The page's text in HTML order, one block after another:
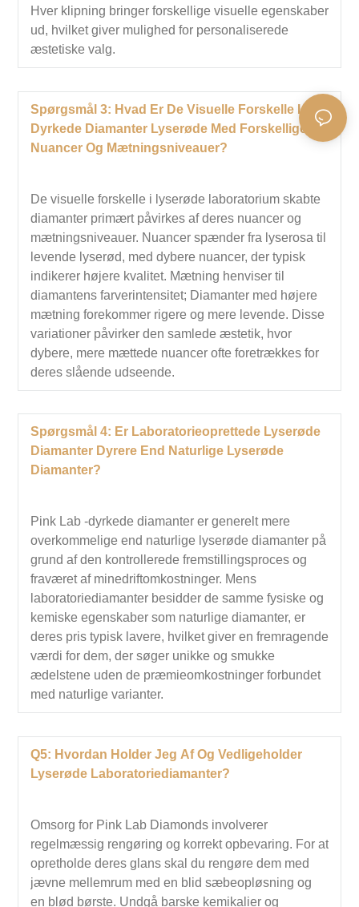
Hver klipning bringer forskellige visuelle egenskaber
ud, hvilket giver mulighed for personaliserede
æstetiske valg.
Spørgsmål 3: Hvad Er De Visuelle Forskelle I Lab
Dyrkede Diamanter Lyserøde Med Forskellige
Nuancer Og Mætningsniveauer?
De visuelle forskelle i lyserøde laboratorium skabte
diamanter primært påvirkes af deres nuancer og
mætningsniveauer. Nuancer spænder fra lyserosa til
levende lyserød, med dybere nuancer, der typisk
indikerer højere kvalitet. Mætning henviser til
diamantens farverintensitet; Diamanter med højere
mætning forekommer rigere og mere levende. Disse
variationer påvirker den samlede æstetik, hvor
dybere, mere mættede nuancer ofte foretrækkes for
deres slående udseende.
Spørgsmål 4: Er Laboratorieoprettede Lyserøde
Diamanter Dyrere End Naturlige Lyserøde
Diamanter?
Pink Lab -dyrkede diamanter er generelt mere
overkommelige end naturlige lyserøde diamanter på
grund af den kontrollerede fremstillingsproces og
fraværet af minedriftomkostninger. Mens
laboratoriediamanter besidder de samme fysiske og
kemiske egenskaber som naturlige diamanter, er
deres pris typisk lavere, hvilket giver en fremragende
værdi for dem, der søger unikke og smukke
ædelstene uden de præmieomkostninger forbundet
med naturlige varianter.
Q5: Hvordan Holder Jeg Af Og Vedligeholder
Lyserøde Laboratoriediamanter?
Omsorg for Pink Lab Diamonds involverer
regelmæssig rengøring og korrekt opbevaring. For at
opretholde deres glans skal du rengøre dem med
jævne mellemrum med en blid sæbeopløsning og
en blød børste. Undgå barske kemikalier og